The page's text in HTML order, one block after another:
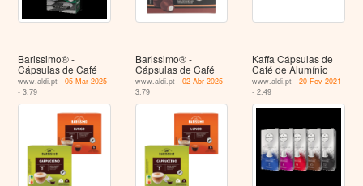
Barissimo® -
Cápsulas de Café
www.aldi.pt -05 Mar 2025
- 3.79
Barissimo® -
Cápsulas de Café
www.aldi.pt - 02 Abr 2025-
3.79
Kaffa Cápsulas de
Café de Alumínio
www.aldi.pt -20 Fev 2021
- 2.49